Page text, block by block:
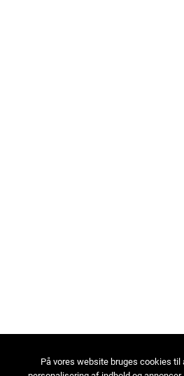
På vores website bruges cookies